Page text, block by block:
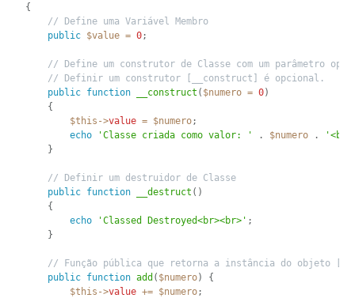
{
// Define uma Variável Membro
public $value = 0;
// Define um construtor de Classe com um parâmetro
// Definir um construtor [__construct] é opcional.
public function __construct ( $numero = 0)
{
$this ->value = $numero;
echo
'Classe criada como valor: ' . $numero .
}
// Definir um destruidor de Classe
public function __destruct ( )
{
echo
'Classed Destroyed<br><br>' ;
}
// Função pública que retorna a instância do objeto
public function add ( $numero)
{
$this ->value += $numero;